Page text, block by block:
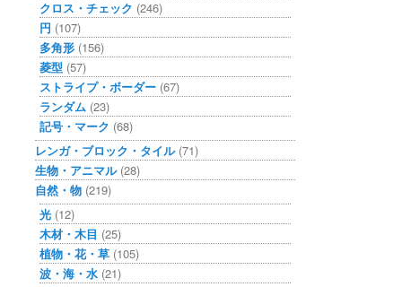
クロス・チェック (246)
円 (107)
多角形 (156)
菱型 (57)
ストライプ・ボーダー (67)
ランダム (23)
記号・マーク (68)
レンガ・ブロック・タイル(71)
生物・アニマル(28)
自然・物 (219)
光 (12)
木材・木目 (25)
植物・花・草 (105)
波・海・水 (21)